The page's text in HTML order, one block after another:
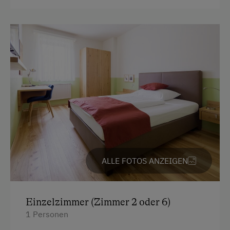
E-Bike-Verleih
Erlebniswanderung
Erlebniswanderweg
Fahrradverleih
Freibad
Geführte Wanderungen
Individuelle Gruppenangebote
Kutschenfahrten
Nationalpark
Naturpark
ALLE FOTOS ANZEIGEN
Einzelzimmer (Zimmer 2 oder 6)
1 Personen